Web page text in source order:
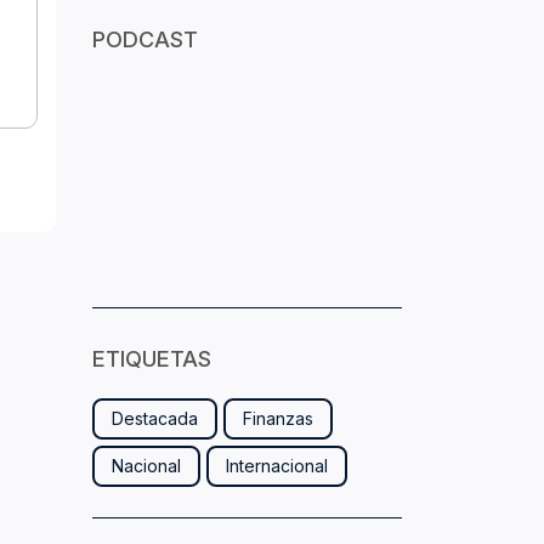
PODCAST
ETIQUETAS
Destacada Finanzas
Nacional Internacional